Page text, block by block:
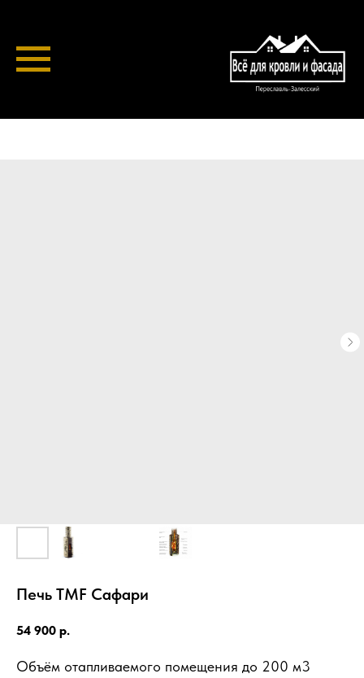
Печь TMF Сафари
54 900 р.
Объём отапливаемого помещения до 200 м3